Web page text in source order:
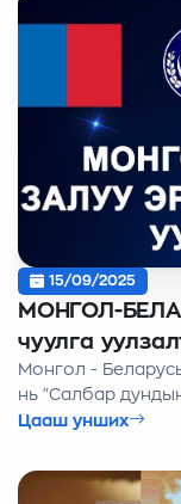
болох гэж байна.
15/09/2025
МОНГОЛ-
чуулга
Монгол -
нь "Салбар
хөгжлийн төлөөх
хооронд Монгол
байна.
Цааш унших